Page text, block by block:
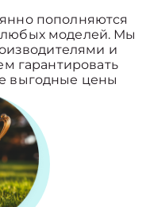
пополняются
моделей. Мы
и
гарантировать
выгодные цены